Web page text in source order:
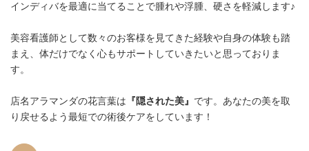
インディバを最適に当てることで腫れや浮腫、硬さを軽減します♪
美容看護師として数々のお客様を見てきた経験や自身の体験も踏
まえ、体だけでなく心もサポートしていきたいと思っておりま
す。
店名アラマンダの花言葉は 『隠された美』 です。あなたの美を取
り戻せるよう最短での術後ケアをしています！